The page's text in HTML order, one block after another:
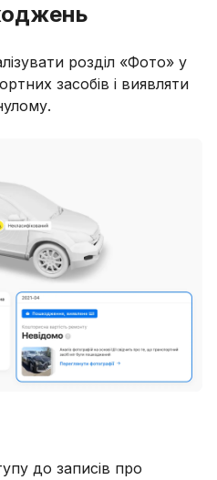
розділ «Фото» у
засобів і виявляти
до записів про